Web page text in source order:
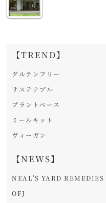
【TREND】
グルテンフリー
サステナブル
プラントベース
ミールキット
ヴィーガン
【NEWS】
NEAL'S YARD REMEDIES
OFJ